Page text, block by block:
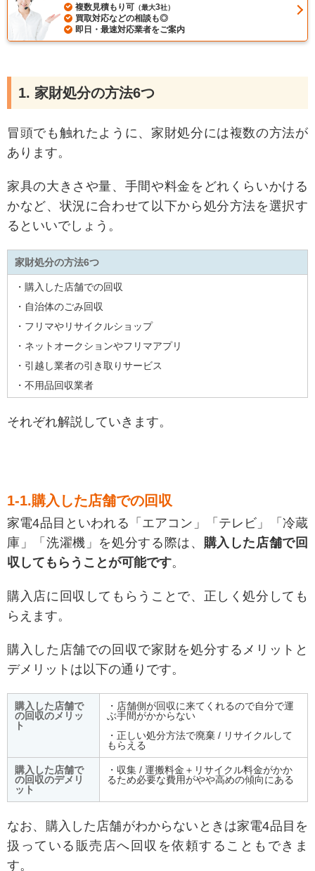
複数見積もり可 （最大3社）
買取対応などの相談も◎
即日・最速対応業者をご案内
1. 家財処分の方法6つ
冒頭でも触れたように、家財処分には複数の方法が
あります。
家具の大きさや量、手間や料金をどれくらいかける
かなど、状況に合わせて以下から処分方法を選択す
るといいでしょう。
家財処分の方法6つ
・購入した店舗での回収
・自治体のごみ回収
・フリマやリサイクルショップ
・ネットオークションやフリマアプリ
・引越し業者の引き取りサービス
・不用品回収業者
それぞれ解説していきます。
1-1.購入した店舗での回収
家電4品目といわれる「エアコン」「テレビ」「冷蔵
庫」「洗濯機」を処分する際は、 購入した店舗で回
収してもらうことが可能です。
購入店に回収してもらうことで、正しく処分しても
らえます。
購入した店舗での回収で家財を処分するメリットと
デメリットは以下の通りです。
購入した店舗で
の回収のメリッ
ト
・店舗側が回収に来てくれるので自分で運
ぶ手間がかからない
・正しい処分方法で廃棄 / リサイクルして
もらえる
購入した店舗で
の回収のデメリ
ット
・収集 / 運搬料金＋リサイクル料金がかか
るため必要な費用がやや高めの傾向にある
なお、購入した店舗がわからないときは家電4品目を
扱っている販売店へ回収を依頼することもできま
す。